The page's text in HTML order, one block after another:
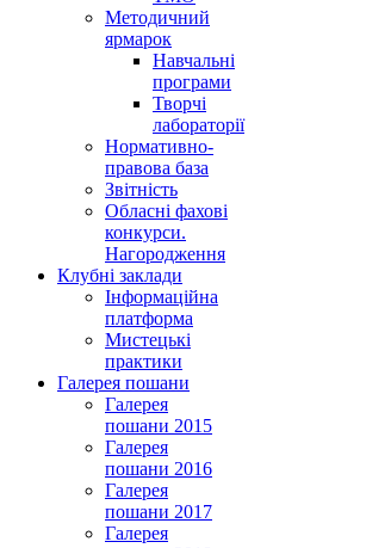
Методичний
ярмарок
Навчальні
програми
Творчі
лабораторії
Нормативно-
правова база
Звітність
Обласні фахові
конкурси.
Нагородження
Клубні заклади
Інформаційна
платформа
Мистецькі
практики
Галерея пошани
Галерея
пошани 2015
Галерея
пошани 2016
Галерея
пошани 2017
Галерея